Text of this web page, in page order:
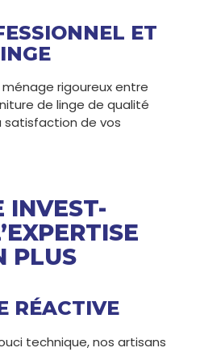
ET
rigoureux entre
de linge de qualité
satisfaction de vos
INVEST-
PLUS
RÉACTIVE
technique, nos artisans